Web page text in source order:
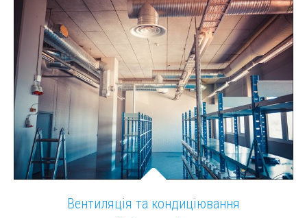
Вентиляція та кондиціювання